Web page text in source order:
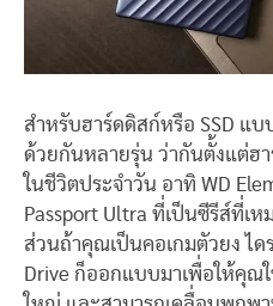
สำหรับฮาร์ดดิสก์หรือ SSD แ
ด้วยกันหลายรุ่น ว่ากันตั้งแต่ฮ
ในชีวิตประจำวัน อาทิ WD
Passport Ultra ที่เป็นซีรีส์ที่เ
ส่วนถ้าคุณเป็นคอเกมตัวยง ได
Drive ก็ออกแบบมาเพื่อให้คุณ